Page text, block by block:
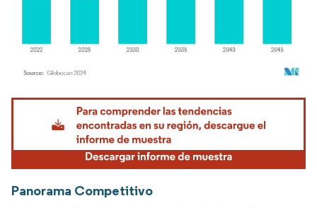
Imagen © Mordor Intelligence. El uso requiere atribución según CC BY 4.0.
Panorama Competitivo